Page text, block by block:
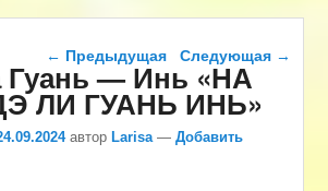
Навигация по записям
← Предыдущая Следующая →
Гуань — Инь «НА
ЛИ ГУАНЬ ИНЬ»
авторLarisa —Добавить